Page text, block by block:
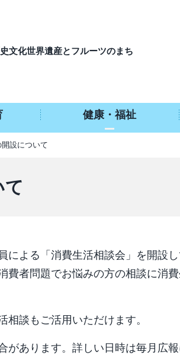
文化世界遺産とフルーツのまち
健康・福祉
設について
て
による「消費生活相談会」を開設
費者問題でお悩みの方の相談に消
談もご活用いただけます。
あります。詳しい日時は毎月広報